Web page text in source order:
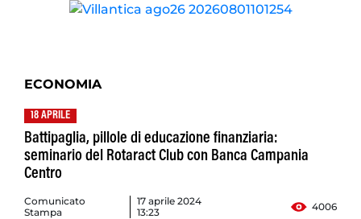
ECONOMIA
18 APRILE
Battipaglia, pillole di educazione finanziaria:
seminario del Rotaract Club con Banca Campania
Centro
Comunicato
Stampa
17 aprile 2024
13:23
4006